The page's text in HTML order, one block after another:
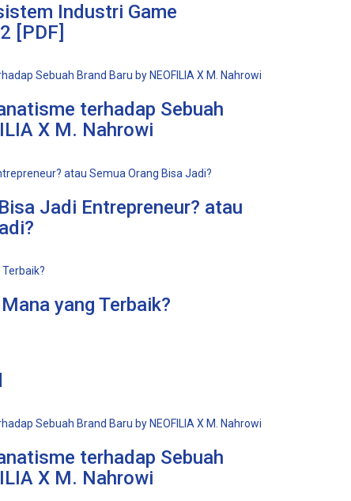
Industri Game
[PDF]
terhadap Sebuah
X M. Nahrowi
Jadi Entrepreneur? atau
yang Terbaik?
terhadap Sebuah
X M. Nahrowi